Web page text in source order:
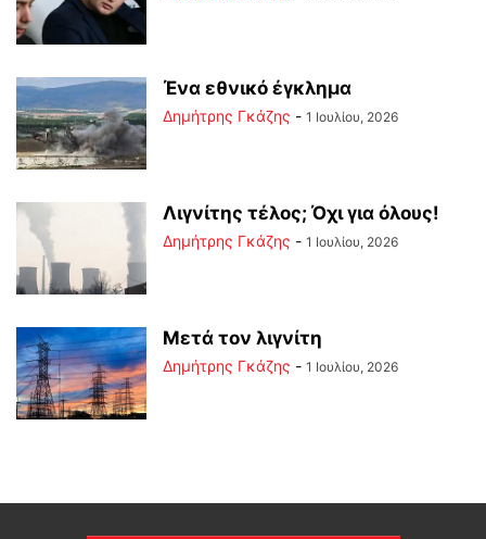
Ένα εθνικό έγκλημα
Δημήτρης Γκάζης - 1 Ιουλίου, 2026
Λιγνίτης τέλος; Όχι για όλους!
Δημήτρης Γκάζης - 1 Ιουλίου, 2026
Μετά τον λιγνίτη
Δημήτρης Γκάζης - 1 Ιουλίου, 2026